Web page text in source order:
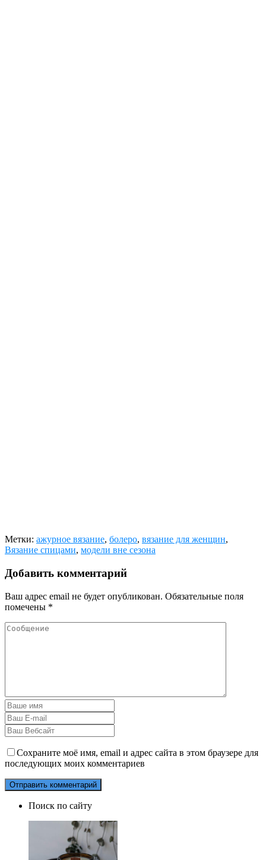
Метки: ажурное вязание, болеро, вязание для женщин,
Вязание спицами, модели вне сезона
Добавить комментарий
Ваш адрес email не будет опубликован. Обязательные поля
помечены *
Сохраните моё имя, email и адрес сайта в этом браузере для
последующих моих комментариев
Поиск по сайту